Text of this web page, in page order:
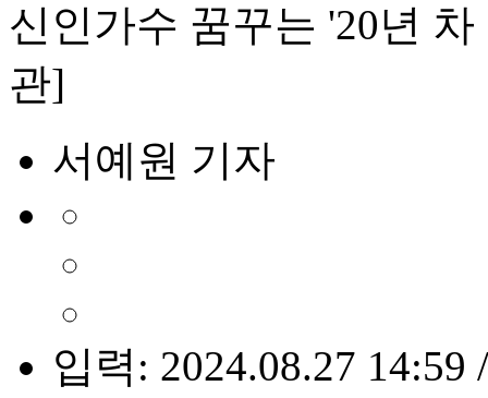
신인가수 꿈꾸는 '20년
관]
서예원 기자
입력: 2024.08.27 14:59